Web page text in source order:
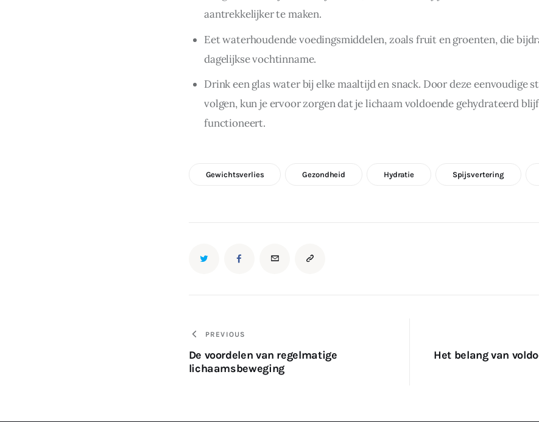
aantrekkelijker te maken.
Eet waterhoudende voedingsmiddelen, zoals fruit en groenten, die
dagelijkse vochtinname.
Drink een glas water bij elke maaltijd en snack. Door deze eenvoudige
volgen, kun je ervoor zorgen dat je lichaam voldoende gehydrateerd
functioneert.
Gewichtsverlies Gezondheid Hydratie Spijsvertering
Bericht
navigatie
PREVIOUS
De voordelen van regelmatige
lichaamsbeweging
Het belang van